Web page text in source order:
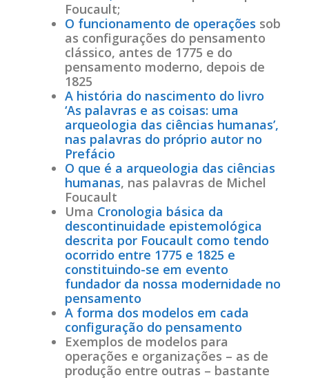
Foucault;
O funcionamento de operações sob
as configurações do pensamento
clássico, antes de 1775 e do
pensamento moderno, depois de
1825
A história do nascimento do livro
‘As palavras e as coisas: uma
arqueologia das ciências humanas’,
nas palavras do próprio autor no
Prefácio
O que é a arqueologia das ciências
humanas, nas palavras de Michel
Foucault
Uma Cronologia básica da
descontinuidade epistemológica
descrita por Foucault como tendo
ocorrido entre 1775 e 1825 e
constituindo-se em evento
fundador da nossa modernidade no
pensamento
A forma dos modelos em cada
configuração do pensamento
Exemplos de modelos para
operações e organizações – as de
produção entre outras – bastante